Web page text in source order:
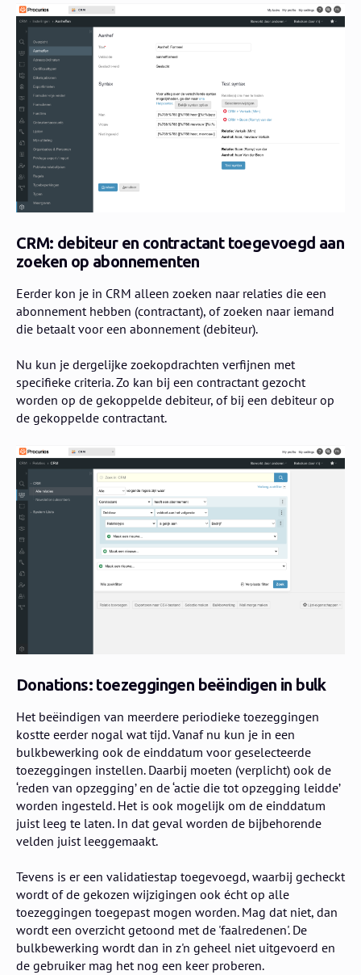
CRM: debiteur en contractant toegevoegd aan
zoeken op abonnementen
Eerder kon je in CRM alleen zoeken naar relaties die een
abonnement hebben (contractant), of zoeken naar iemand
die betaalt voor een abonnement (debiteur).
Nu kun je dergelijke zoekopdrachten verfijnen met
specifieke criteria. Zo kan bij een contractant gezocht
worden op de gekoppelde debiteur, of bij een debiteur op
de gekoppelde contractant.
Donations: toezeggingen beëindigen in bulk
Het beëindigen van meerdere periodieke toezeggingen
kostte eerder nogal wat tijd. Vanaf nu kun je in een
bulkbewerking ook de einddatum voor geselecteerde
toezeggingen instellen. Daarbij moeten (verplicht) ook de
‘reden van opzegging’ en de ‘actie die tot opzegging leidde’
worden ingesteld. Het is ook mogelijk om de einddatum
juist leeg te laten. In dat geval worden de bijbehorende
velden juist leeggemaakt.
Tevens is er een validatiestap toegevoegd, waarbij gecheckt
wordt of de gekozen wijzigingen ook écht op alle
toezeggingen toegepast mogen worden. Mag dat niet, dan
wordt een overzicht getoond met de 'faalredenen'. De
bulkbewerking wordt dan in z'n geheel niet uitgevoerd en
de gebruiker mag het nog een keer proberen.